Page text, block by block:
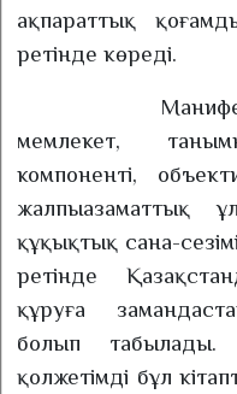
ақпараттық
ретінде көреді.
мемлекет,
компоненті,
жалпыазаматтық
құқықтық сана-
ретінде
құруға
болып
қолжетімді бұл